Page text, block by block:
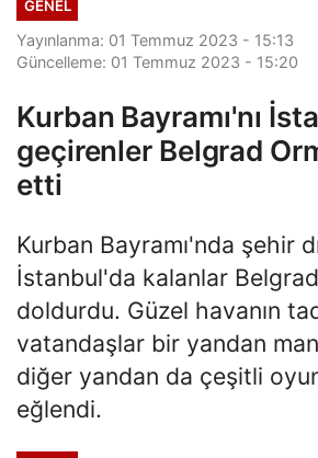
GENEL
Yayınlanma: 01 Temmuz 2023 - 15:13
Güncelleme: 01 Temmuz 2023 - 15:20
Kurban Bayramı'nı
geçirenler Belgrad
etti
Kurban Bayramı'nda şehir
İstanbul'da kalanlar Belgrad
doldurdu. Güzel havanın
vatandaşlar bir yandan
diğer yandan da çeşitli
eğlendi.